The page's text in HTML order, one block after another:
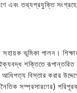
এবং তথ্যপ্রযুক্তি
ভূমিকা পালন।
শক্তিতে রূপান্তরিত
বিস্তার করার
সম্প্রসারণের)